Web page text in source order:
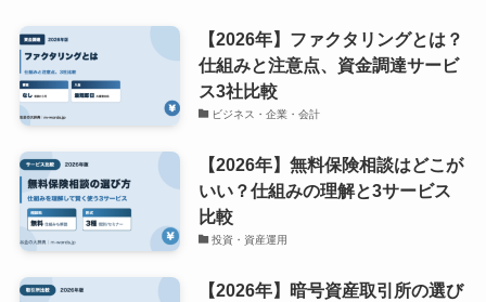
【2026年】ファクタリングとは？
仕組みと注意点、資金調達サービ
ス3社比較
ビジネス・企業・会計
【2026年】無料保険相談はどこが
いい？仕組みの理解と3サービス
比較
投資・資産運用
【2026年】暗号資産取引所の選び